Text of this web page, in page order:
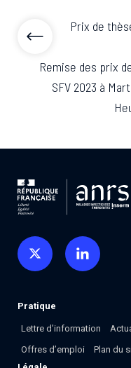
Prix de
Remise des prix
SFV 2023 à
Pratique
Lettre d’information
Offres d’emploi
Plan du